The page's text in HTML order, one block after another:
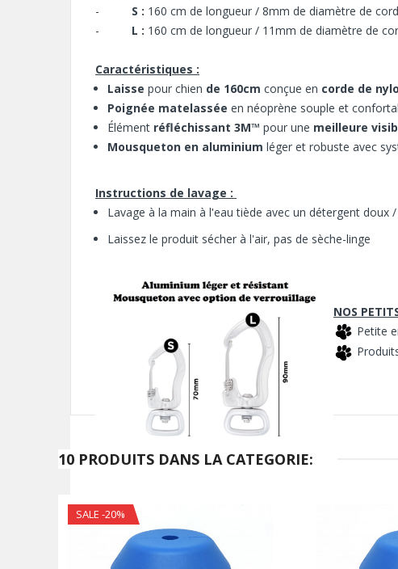
-
S : 160 cm de longueur / 8mm de diamètre de
-
L : 160 cm de longueur / 11mm de diamètre de
Caractéristiques :
Laisse pour chien de 160cm conçue en corde de
Poignée matelassée en néoprène souple et
Élément réfléchissant 3M™ pour une meilleure
Mousqueton en aluminium léger et robuste avec
Instructions de lavage :
Lavage à la main à l'eau tiède avec un détergent doux
Laissez le produit sécher à l'air, pas de sèche-linge
NOS
Petite
10 PRODUITS DANS LA CATEGORIE:
SALE -20%